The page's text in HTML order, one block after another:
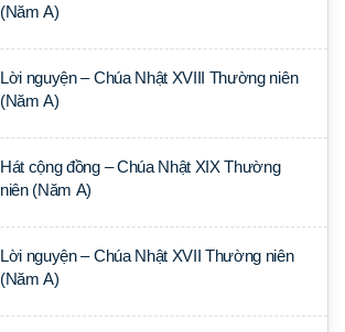
(Năm A)
Lời nguyện – Chúa Nhật XVIII Thường niên
(Năm A)
Hát cộng đồng – Chúa Nhật XIX Thường
niên (Năm A)
Lời nguyện – Chúa Nhật XVII Thường niên
(Năm A)